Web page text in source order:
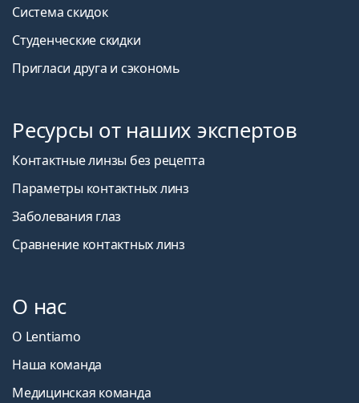
Система скидок
Студенческие скидки
Пригласи друга и сэкономь
Ресурсы от наших экспертов
Контактные линзы без рецепта
Параметры контактных линз
Заболевания глаз
Сравнение контактных линз
О нас
О Lentiamo
Наша команда
Медицинская команда